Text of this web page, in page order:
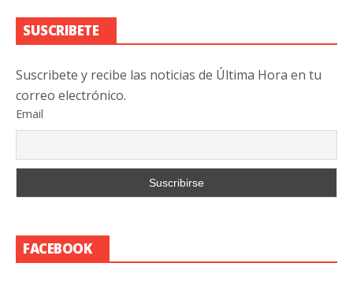
SUSCRIBETE
Suscribete y recibe las noticias de Última Hora en tu
correo electrónico.
Email
FACEBOOK